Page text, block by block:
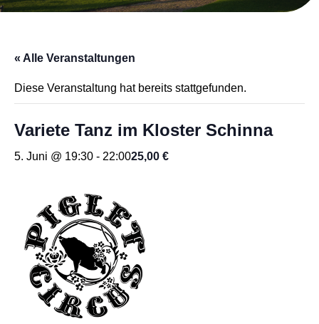
« Alle Veranstaltungen
Diese Veranstaltung hat bereits stattgefunden.
Variete Tanz im Kloster Schinna
5. Juni @ 19:30 - 22:0025,00 €